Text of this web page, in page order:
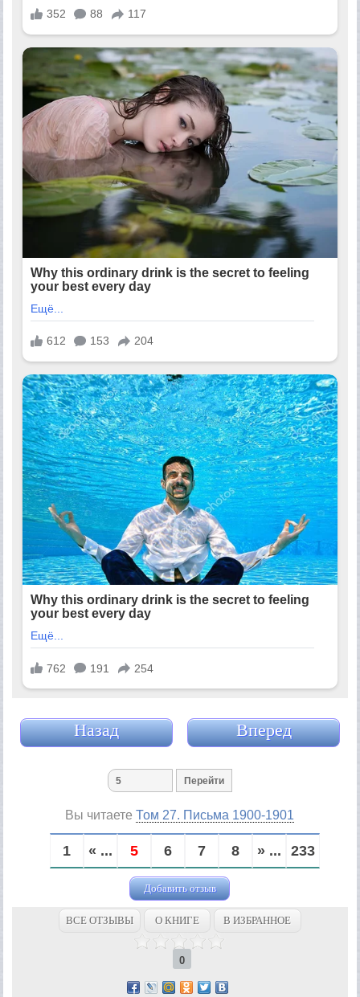
Назад Вперед
Вы читаетеТом 27. Письма 1900-1901
1 « ... 5 6 7 8 » ... 233
Добавить отзыв
ВСЕ ОТЗЫВЫ О КНИГЕ В ИЗБРАННОЕ
0